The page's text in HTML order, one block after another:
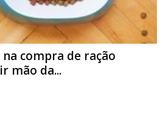
compra de ração
mão da...